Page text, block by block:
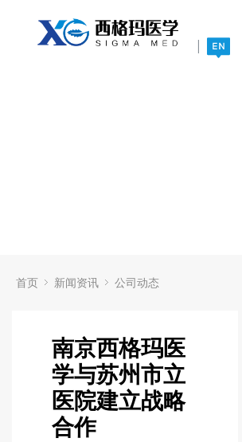
|
首页 新闻资讯 公司动态
南京西格玛医
学与苏州市立
医院建立战略
合作